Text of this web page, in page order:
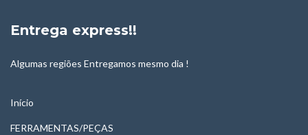
Entrega express!!
Algumas regiões Entregamos mesmo dia !
Início
FERRAMENTAS/PEÇAS